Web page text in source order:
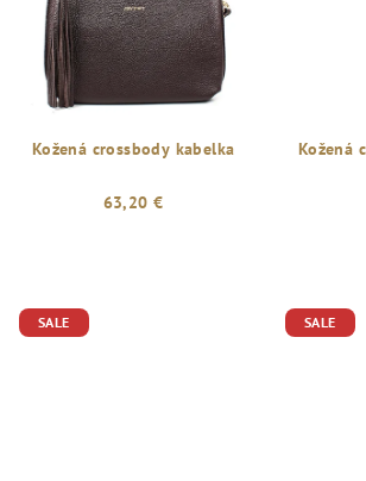
Kožená crossbody kabelka
63,20 €
Kožená
SALE SALE